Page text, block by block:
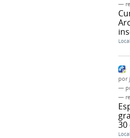
—
por
—
—
30